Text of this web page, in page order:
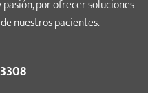
por ofrecer soluciones
nuestros pacientes.